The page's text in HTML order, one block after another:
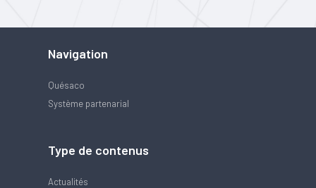
Navigation
Quésaco
Système partenarial
Type de contenus
Actualités